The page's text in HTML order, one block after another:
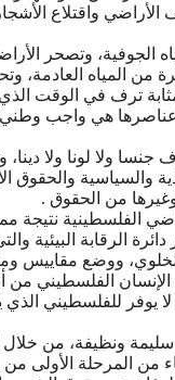
ﺍﻷﺭﺍﺿﻲ ﻭﺍﻗﺘﻼﻉ
ﺍﻟﺠﻮﻓﻴﺔ، ﻭﺗﺼﺤﺮ
ﺍﻟﻤﻴﺎﻩ ﺍﻟﻌﺎﺩﻣﺔ،
ﺗﺮﻑ ﻓﻲ ﺍﻟﻮﻗﺖ
ﻋﻨﺎﺻﺮﻫﺎ ﻫﻲ ﻭﺍﺟﺐ
ﺟﻨﺴﺎ ﻭﻻ ﻟﻮﻧﺎ ﻭﻻ
ﻭﺍﻟﺴﻴﺎﺳﻴﺔ
ﻭﻏﻴﺮﻫﺎ ﻣﻦ ﺍﻟﺤﻘﻮﻕ .
ﺍﻟﻔﻠﺴﻄﻴﻨﻴﺔ ﻧﺘﻴﺠﺔ
ﺍﻟﺮﻗﺎﺑﺔ ﺍﻟﺒﻴﺌﻴﺔ
ﻭﻭﺿﻊ ﻣﻘﺎﻳﻴﺲ
ﺍﻟﻔﻠﺴﻄﻴﻨﻲ ﻣﻦ
ﻭﻧﻈﻴﻔﺔ، ﻣﻦ ﺧﻼﻝ
ﻣﻦ ﺍﻟﻤﺮﺣﻠﺔ ﺍﻷﻭﻟﻰ ﻣﻦ